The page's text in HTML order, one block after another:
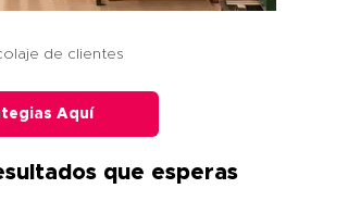
de clientes
Aquí
que esperas